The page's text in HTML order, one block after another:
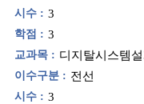
시수 : 3
학점 : 3
교과목 : 디지탈시스템
이수구분 : 전선
시수 : 3